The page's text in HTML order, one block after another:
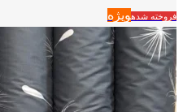
فروخته شدهویژه